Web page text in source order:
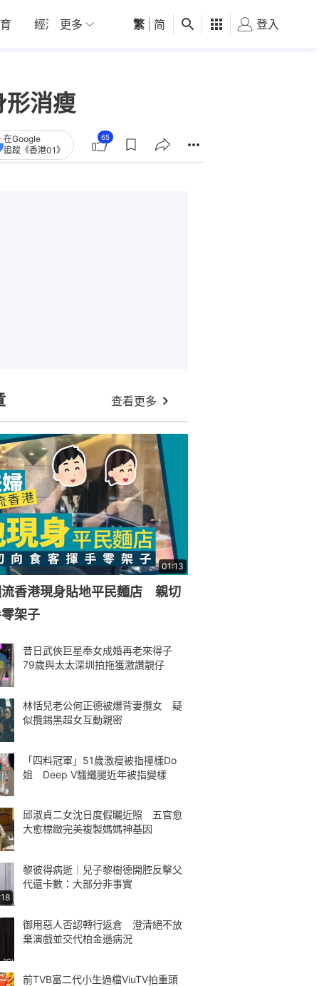
經濟 01深圳 觀點 健康 好食玩飛
更多 繁 简 登入
消瘦
在Google
追蹤《香港01》
65
查看更多
01:13
流香港現身貼地平民麵店 親切
架子
昔日武俠巨星奉女成婚再老來得子
79歲與太太深圳拍拖獲激讚靚仔
林恬兒老公何正德被爆背妻攬女 疑
似攬錫黑超女互動親密
「四料冠軍」51歲激瘦被指撞樣Do
姐 Deep V騷纖腿近年被指變樣
邱淑貞二女沈日度假曬近照 五官愈
大愈標緻完美複製媽媽神基因
黎彼得病逝｜兒子黎樹德開腔反擊父
代還卡數：大部分非事實
御用惡人否認轉行返倉 澄清絕不放
棄演戲並交代柏金遜病況
前TVB富二代小生過檔ViuTV拍重頭